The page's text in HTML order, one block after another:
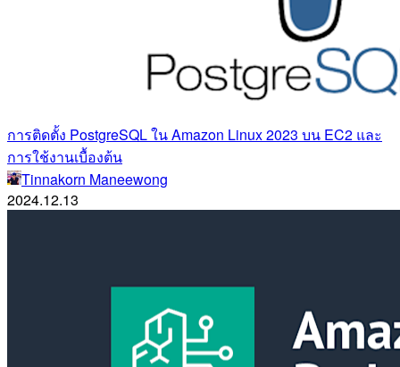
การติดตั้ง PostgreSQL ใน Amazon Linux 2023 บน EC2 และ
การใช้งานเบื้องต้น
Tinnakorn Maneewong
2024.12.13